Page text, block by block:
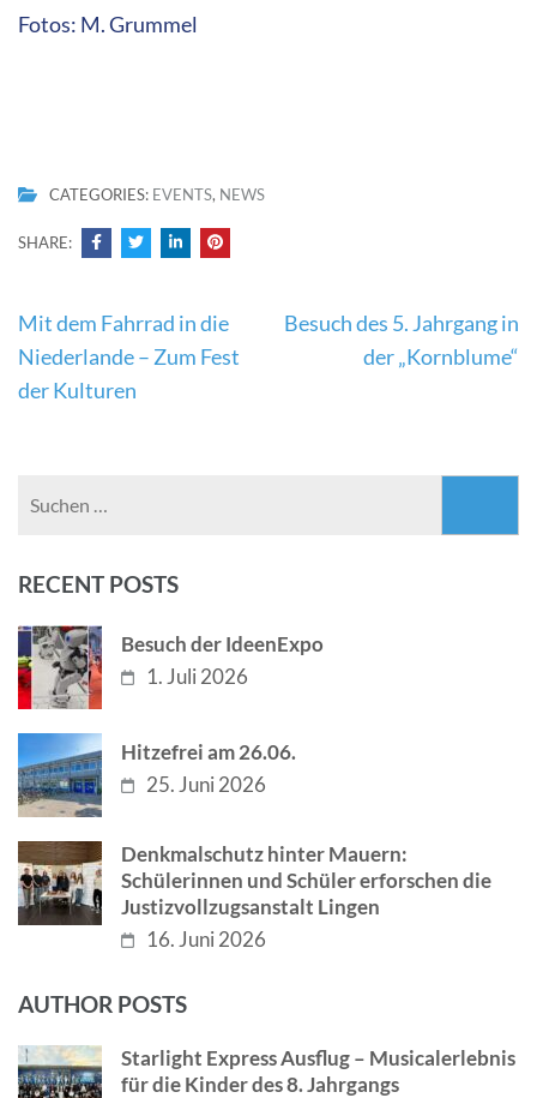
Fotos: M. Grummel
CATEGORIES: EVENTS, NEWS
SHARE:
Beitragsnavigation
Mit dem Fahrrad in die
Niederlande – Zum Fest
der Kulturen
Besuch des 5. Jahrgang in
der „Kornblume“
RECENT POSTS
Besuch der IdeenExpo
1. Juli 2026
Hitzefrei am 26.06.
25. Juni 2026
Denkmalschutz hinter Mauern:
Schülerinnen und Schüler erforschen die
Justizvollzugsanstalt Lingen
16. Juni 2026
AUTHOR POSTS
Starlight Express Ausflug – Musicalerlebnis
für die Kinder des 8. Jahrgangs